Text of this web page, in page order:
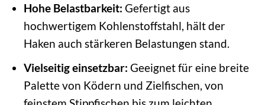
Hohe Belastbarkeit: Gefertigt aus
hochwertigem Kohlenstoffstahl, hält der
Haken auch stärkeren Belastungen stand.
Vielseitig einsetzbar: Geeignet für eine breite
Palette von Ködern und Zielfischen, von